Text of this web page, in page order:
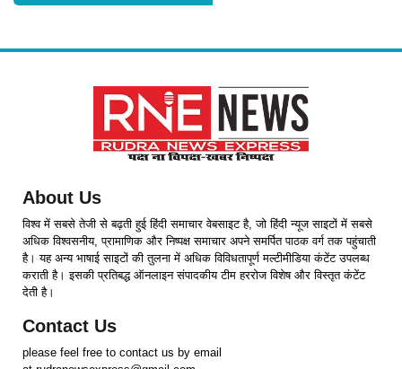
About Us
विश्व में सबसे तेजी से बढ़ती हुई हिंदी समाचार वेबसाइट है, जो हिंदी न्यूज साइटों में सबसे
अधिक विश्वसनीय, प्रामाणिक और निष्पक्ष समाचार अपने समर्पित पाठक वर्ग तक पहुंचाती
है। यह अन्य भाषाई साइटों की तुलना में अधिक विविधतापूर्ण मल्टीमीडिया कंटेंट उपलब्ध
कराती है। इसकी प्रतिबद्ध ऑनलाइन संपादकीय टीम हररोज विशेष और विस्तृत कंटेंट
देती है।
Contact Us
please feel free to contact us by email